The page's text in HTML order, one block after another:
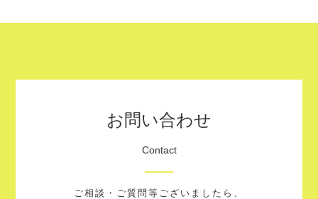
お問い合わせ
Contact
ご相談・ご質問等ございましたら、